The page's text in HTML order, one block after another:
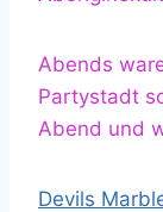
Abends
Partystadt
Abend und
Devils